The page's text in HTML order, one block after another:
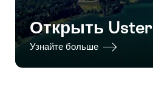
Открыть Uster
Узнайте больше